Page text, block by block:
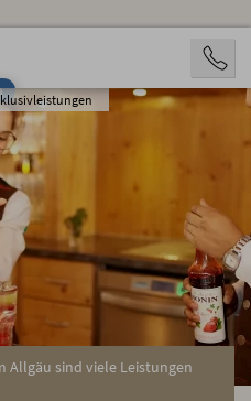
Allgäu sind viele Leistungen